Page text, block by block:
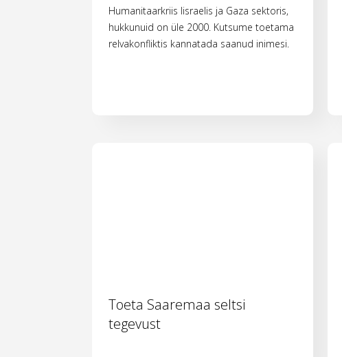
Humanitaarkriis Iisraelis ja Gaza sektoris,
hukkunuid on üle 2000. Kutsume toetama
relvakonfliktis kannatada saanud inimesi.
Toeta Saaremaa seltsi
tegevust